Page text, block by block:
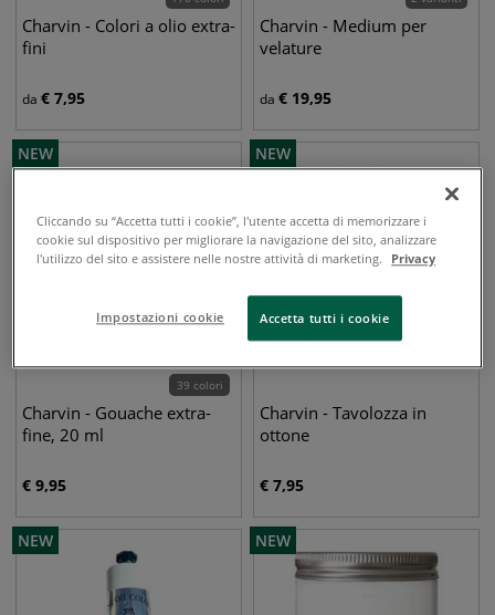
Charvin - Colori a olio extra-
fini
da € 7,95
Charvin - Medium per
velature
da € 19,95
NEW
39 colori
Charvin - Gouache extra-
fine, 20 ml
€ 9,95
NEW
Charvin - Tavolozza in
ottone
€ 7,95
NEW NEW
Cliccando su “Accetta tutti i cookie”, l'utente accetta di memorizzare i
cookie sul dispositivo per migliorare la navigazione del sito, analizzare
l'utilizzo del sito e assistere nelle nostre attività di marketing.
Privacy
Impostazioni cookie Accetta tutti i cookie